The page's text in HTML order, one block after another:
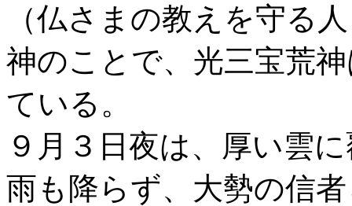
（仏さまの教えを守る
神のことで、光三宝荒
ている。
９月３日夜は、厚い雲
雨も降らず、大勢の信